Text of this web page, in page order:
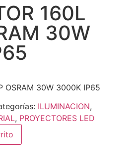
160L
30W
OSRAM 30W 3000K IP65
ILUMINACION,
, PROYECTORES LED